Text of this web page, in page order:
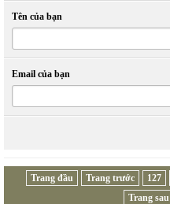
Tên của bạn
Email của bạn
Trang đầu Trang trước 127
Trang sau